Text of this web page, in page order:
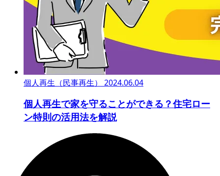
個人再生（民事再生） 2024.06.04
個人再生で家を守ることができる？住宅ロー
ン特則の活用法を解説